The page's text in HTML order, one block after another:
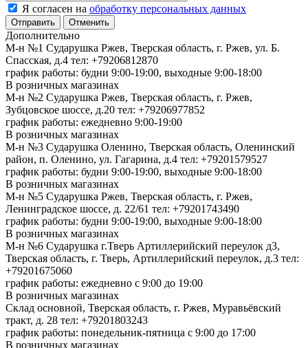
Я согласен на обработку персональных данных
Отменить
Дополнительно
М-н №1 Сударушка Ржев, Тверская область, г. Ржев, ул. Б.
Спасская, д.4 тел: +79206812870
график работы: будни 9:00-19:00, выходные 9:00-18:00
В розничных магазинах
М-н №2 Cударушка Ржев, Тверская область, г. Ржев,
Зубцовское шоссе, д.20 тел: +79206977852
график работы: ежедневно 9:00-19:00
В розничных магазинах
М-н №3 Сударушка Оленино, Тверская область, Оленинский
район, п. Оленино, ул. Гагарина, д.4 тел: +79201579527
график работы: будни 9:00-19:00, выходные 9:00-18:00
В розничных магазинах
М-н №5 Сударушка Ржев, Тверская область, г. Ржев,
Ленинградское шоссе, д. 22/61 тел: +79201743490
график работы: будни 9:00-19:00, выходные 9:00-18:00
В розничных магазинах
М-н №6 Сударушка г.Тверь Артиллерийский переулок д3,
Тверская область, г. Тверь, Артиллерийский переулок, д.3 тел:
+79201675060
график работы: ежедневно с 9:00 до 19:00
В розничных магазинах
Склад основной, Тверская область, г. Ржев, Муравьёвский
тракт, д. 28 тел: +79201803243
график работы: понедельник-пятница с 9:00 до 17:00
В розничных магазинах